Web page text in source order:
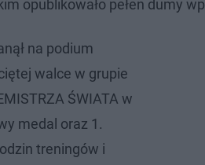
opublikowało pełen dumy
na podium
walce w grupie
ŚWIATA w
medal oraz 1.
treningów i